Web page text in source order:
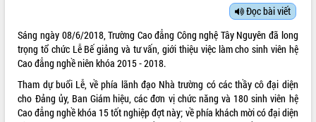
SỞ, BAN, NGÀNH
UBND CÁC XÃ, PHƯỜNG
THÔNG TIN CHỈ ĐẠO ĐIỀU HÀNH
HỆ THỐNG VĂN BẢN
Đọc bài viết
Sáng ngày 08/6/2018, Trường Cao đẳng Công nghệ Tây Nguyên đã long
trọng tổ chức Lễ Bế giảng và tư vấn, giới thiệu việc làm cho sinh viên hệ
Cao đẳng nghề niên khóa 2015 - 2018.
Tham dự buổi Lễ, về phía lãnh đạo Nhà trường có các thầy cô đại diện
cho Đảng ủy, Ban Giám hiệu, các đơn vị chức năng và 180 sinh viên hệ
Cao đẳng nghề khóa 15 tốt nghiệp đợt này; về phía khách mời có đại diện